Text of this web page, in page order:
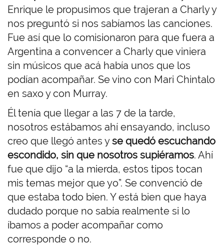
Enrique le propusimos que trajeran a Charly y
nos preguntó si nos sabíamos las canciones.
Fue así que lo comisionaron para que fuera a
Argentina a convencer a Charly que viniera
sin músicos que acá había unos que los
podían acompañar. Se vino con Mari Chintalo
en saxo y con Murray.
Él tenía que llegar a las 7 de la tarde,
nosotros estábamos ahí ensayando, incluso
creo que llegó antes yse quedó escuchando
escondido, sin que nosotros supiéramos. Ahí
fue que dijo “a la mierda, estos tipos tocan
mis temas mejor que yo”. Se convenció de
que estaba todo bien. Y está bien que haya
dudado porque no sabía realmente si lo
íbamos a poder acompañar como
corresponde o no.